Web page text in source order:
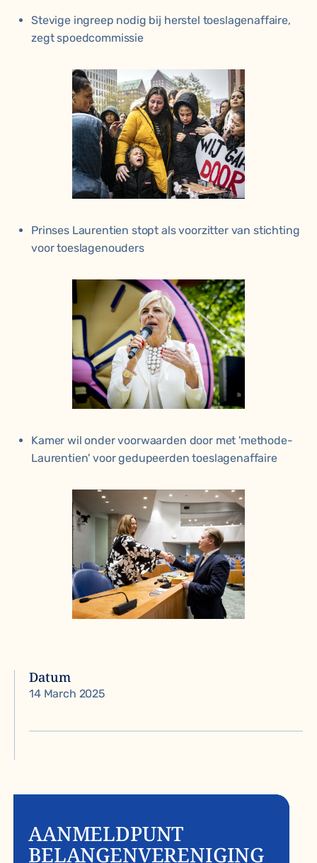
Stevige ingreep nodig bij herstel toeslagenaffaire,
zegt spoedcommissie
Prinses Laurentien stopt als voorzitter van stichting
voor toeslagenouders
Kamer wil onder voorwaarden door met 'methode-
Laurentien' voor gedupeerden toeslagenaffaire
Datum
14 March 2025
AANMELDPUNT
BELANGENVERENIGING